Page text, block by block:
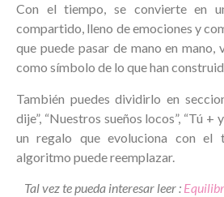
Con el tiempo, se convierte en
compartido, lleno de emociones y
que puede pasar de mano en mano,
como símbolo de lo que han
También puedes dividirlo en
dije”, “Nuestros sueños locos”, “Tú +
un regalo que evoluciona con el
algoritmo puede reemplazar.
Tal vez te pueda interesar leer :